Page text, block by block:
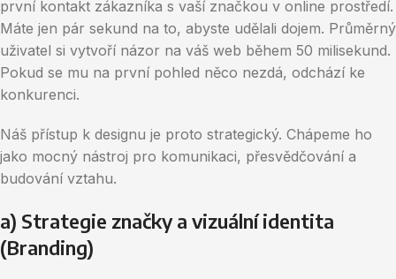
první kontakt zákazníka s vaší značkou v online prostředí.
Máte jen pár sekund na to, abyste udělali dojem. Průměrný
uživatel si vytvoří názor na váš web během 50 milisekund.
Pokud se mu na první pohled něco nezdá, odchází ke
konkurenci.
Náš přístup k designu je proto strategický. Chápeme ho
jako mocný nástroj pro komunikaci, přesvědčování a
budování vztahu.
a) Strategie značky a vizuální identita
(Branding)